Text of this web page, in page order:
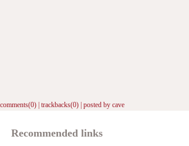
comments(0)| trackbacks(0)| posted by cave
Recommended links